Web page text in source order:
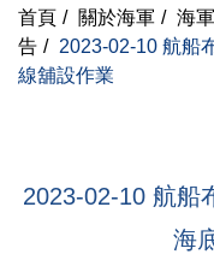
首頁 / 關於海軍 / 海
告 / 2023-02-10 航船
線舖設作業
2023-02-10 航船
海